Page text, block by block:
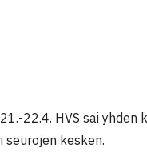
22.4. HVS sai yhden
seurojen kesken.